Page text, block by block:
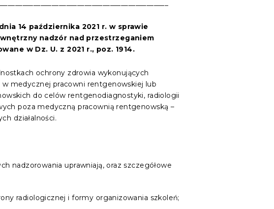
14 października 2021 r. w sprawie
nadzór nad przestrzeganiem
w Dz. U. z 2021 r., poz. 1914.
ochrony zdrowia wykonujących
medycznej pracowni rentgenowskiej lub
do celów rentgenodiagnostyki, radiologii
poza medyczną pracownią rentgenowską –
działalności.
nadzorowania uprawniają, oraz szczegółowe
radiologicznej i formy organizowania szkoleń;